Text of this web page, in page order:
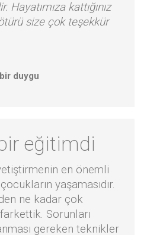
kattığınız
size çok teşekkür
duygu
eğitimdi
en önemli
yaşamasıdır.
ne kadar çok
farkettik. Sorunları
gereken teknikler